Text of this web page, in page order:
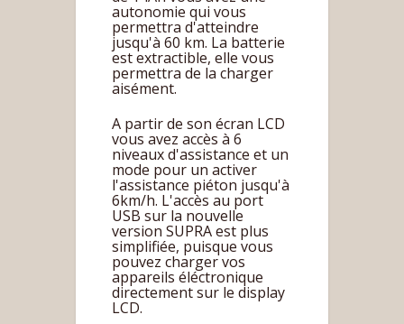
autonomie qui vous
permettra d'atteindre
jusqu'à 60 km. La batterie
est extractible, elle vous
permettra de la charger
aisément.
A partir de son écran LCD
vous avez accès à 6
niveaux d'assistance et un
mode pour un activer
l'assistance piéton jusqu'à
6km/h. L'accès au port
USB sur la nouvelle
version SUPRA est plus
simplifiée, puisque vous
pouvez charger vos
appareils éléctronique
directement sur le display
LCD.